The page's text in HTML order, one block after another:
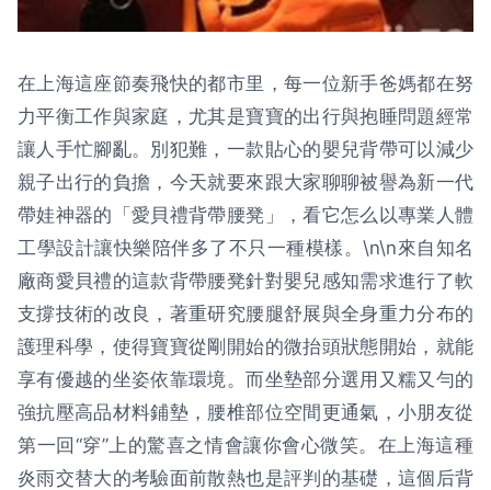
在上海這座節奏飛快的都市里，每一位新手爸媽都在努
力平衡工作與家庭，尤其是寶寶的出行與抱睡問題經常
讓人手忙腳亂。別犯難，一款貼心的嬰兒背帶可以減少
親子出行的負擔，今天就要來跟大家聊聊被譽為新一代
帶娃神器的「愛貝禮背帶腰凳」，看它怎么以專業人體
工學設計讓快樂陪伴多了不只一種模樣。\n\n來自知名
廠商愛貝禮的這款背帶腰凳針對嬰兒感知需求進行了軟
支撐技術的改良，著重研究腰腿舒展與全身重力分布的
護理科學，使得寶寶從剛開始的微抬頭狀態開始，就能
享有優越的坐姿依靠環境。而坐墊部分選用又糯又勻的
強抗壓高品材料鋪墊，腰椎部位空間更通氣，小朋友從
第一回“穿”上的驚喜之情會讓你會心微笑。在上海這種
炎雨交替大的考驗面前散熱也是評判的基礎，這個后背